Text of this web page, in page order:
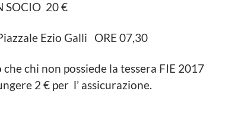
SOCIO 20 €
Ezio Galli ORE 07,30
chi non possiede la tessera FIE 2017
2 € per l’ assicurazione.